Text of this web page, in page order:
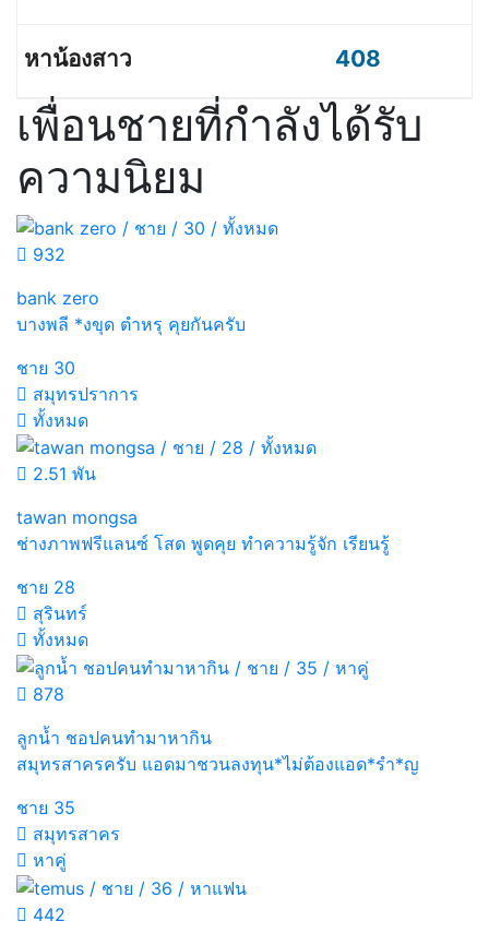
408
เพื่อนชายที่กำลังได้รับ
ความนิยม
932
bank zero
บางพลี *งขุด ตำหรุ คุยกันครับ
ชาย 30
สมุทรปราการ
ทั้งหมด
2.51 พัน
tawan mongsa
ช่างภาพฟรีแลนซ์ โสด พูดคุย ทำความรู้จัก เรียนรู้
ชาย 28
สุรินทร์
ทั้งหมด
878
ลูกน้ำ ชอปคนทำมาหากิน
สมุทรสาครครับ แอดมาชวนลงทุน*ไม่ต้องแอด*รำ*ญ
ชาย 35
สมุทรสาคร
หาคู่
442